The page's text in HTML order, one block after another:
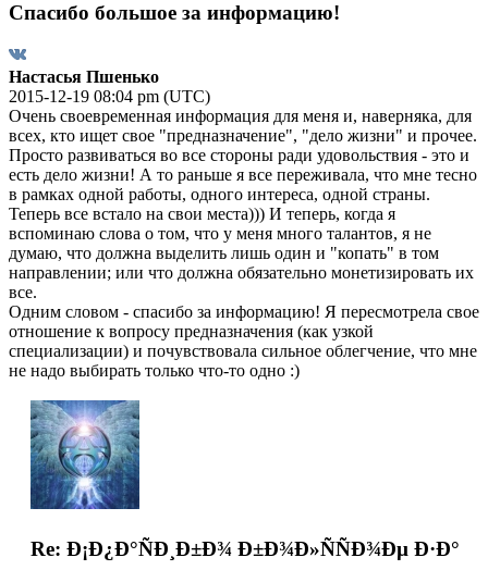
Спасибо большое за информацию!
Настасья Пшенько
2015-12-19 08:04 pm (UTC)
Очень своевременная информация для меня и, наверняка, для
всех, кто ищет свое "предназначение", "дело жизни" и прочее.
Просто развиваться во все стороны ради удовольствия - это и
есть дело жизни! А то раньше я все переживала, что мне тесно
в рамках одной работы, одного интереса, одной страны.
Теперь все встало на свои места))) И теперь, когда я
вспоминаю слова о том, что у меня много талантов, я не
думаю, что должна выделить лишь один и "копать" в том
направлении; или что должна обязательно монетизировать их
все.
Одним словом - спасибо за информацию! Я пересмотрела свое
отношение к вопросу предназначения (как узкой
специализации) и почувствовала сильное облегчение, что мне
не надо выбирать только что-то одно :)
Re: Ð¡Ð¿Ð°ÑÐ¸Ð±Ð¾ Ð±Ð¾Ð»ÑÑÐ¾Ðµ Ð·Ð°